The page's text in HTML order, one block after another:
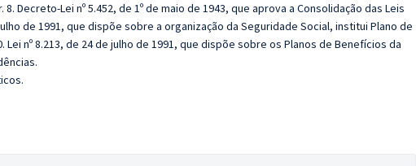
8. Decreto-Lei nº 5.452, de 1º de maio de 1943, que aprova a Consolidação das Leis
de 1991, que dispõe sobre a organização da Seguridade Social, institui Plano de
nº 8.213, de 24 de julho de 1991, que dispõe sobre os Planos de Benefícios da